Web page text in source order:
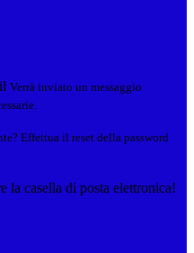
Verrà inviato un messaggio
Effettua il reset della password
la casella di posta elettronica!